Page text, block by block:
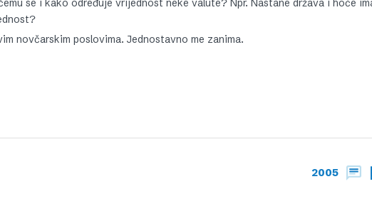
se i kako određuje vrijednost neke valute? Npr. Nastane država i hoće
novčarskim poslovima. Jednostavno me zanima.
2005